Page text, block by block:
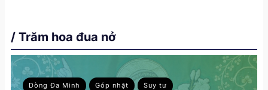
/ Trăm hoa đua nở
Dòng Đa Minh Góp nhặt Suy tư